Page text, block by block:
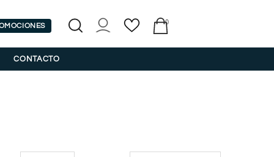
0
CONTACTO